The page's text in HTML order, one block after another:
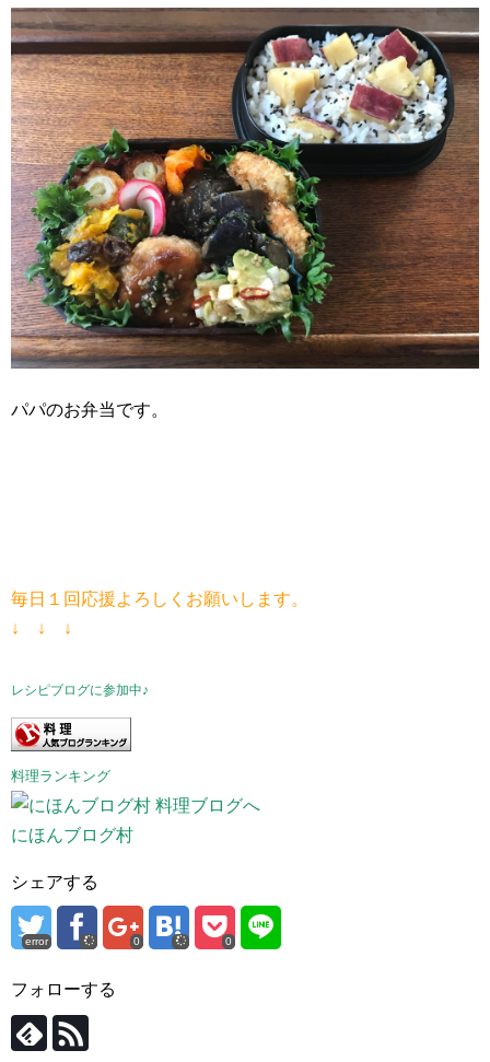
パパのお弁当です。
毎日１回応援よろしくお願いします。
↓ ↓ ↓
レシピブログに参加中♪
料理ランキング
にほんブログ村
シェアする
error 0 0
フォローする